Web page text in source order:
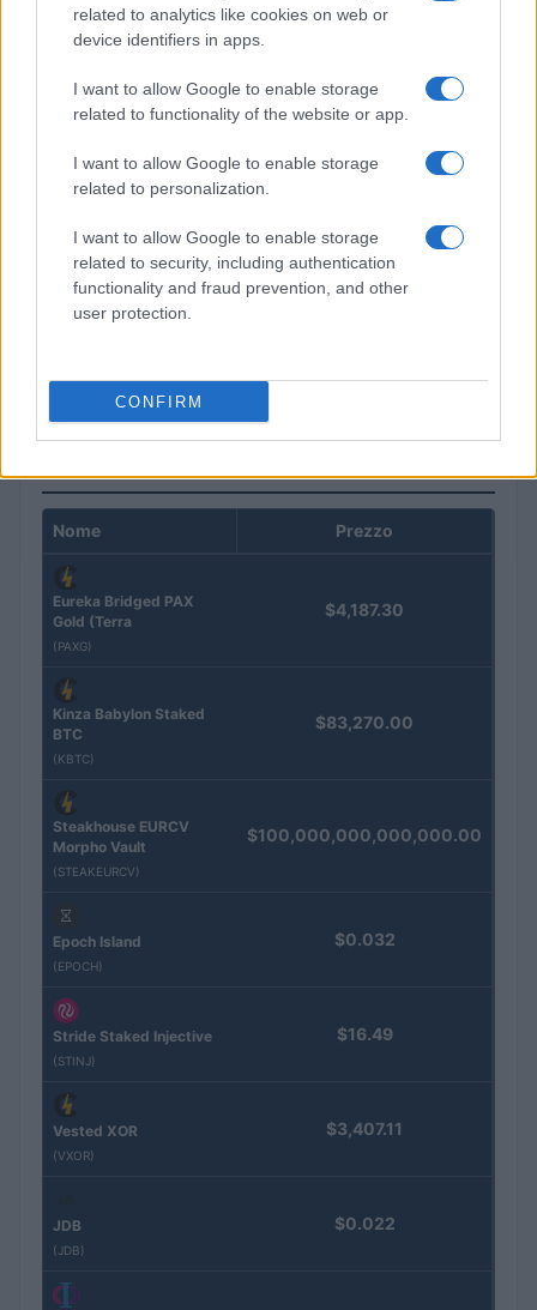
related to analytics like cookies on web or
device identifiers in apps.
I want to allow Google to enable storage
related to functionality of the website or app.
I want to allow Google to enable storage
related to personalization.
I want to allow Google to enable storage
related to security, including authentication
functionality and fraud prevention, and other
user protection.
CONFIRM
Come distinguere rumore e informazione azionabile nei
Edoardo Marchesi · 7 Ago 2026
QUOTAZIONI CRYPTO
Nome Prezzo
Eureka Bridged PAX
Gold (Terra
(PAXG)
$4,187.30
Kinza Babylon Staked
BTC
(KBTC)
$83,270.00
Steakhouse EURCV
Morpho Vault
(STEAKEURCV)
$100,000,000,000,000.00
Epoch Island
(EPOCH)
$0.032
Stride Staked Injective
(STINJ)
$16.49
Vested XOR
(VXOR)
$3,407.11
JDB
(JDB)
$0.022